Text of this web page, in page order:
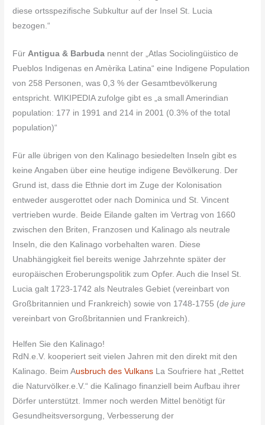
diese ortsspezifische Subkultur auf der Insel St. Lucia
bezogen.“
FürAntigua & Barbuda nennt der „Atlas Sociolingüistico de
Pueblos Indigenas en Amèrika Latina“ eine Indigene Population
von 258 Personen, was 0,3 % der Gesamtbevölkerung
entspricht. WIKIPEDIA zufolge gibt es „a small Amerindian
population: 177 in 1991 and 214 in 2001 (0.3% of the total
population)“
Für alle übrigen von den Kalinago besiedelten Inseln gibt es
keine Angaben über eine heutige indigene Bevölkerung. Der
Grund ist, dass die Ethnie dort im Zuge der Kolonisation
entweder ausgerottet oder nach Dominica und St. Vincent
vertrieben wurde. Beide Eilande galten im Vertrag von 1660
zwischen den Briten, Franzosen und Kalinago als neutrale
Inseln, die den Kalinago vorbehalten waren. Diese
Unabhängigkeit fiel bereits wenige Jahrzehnte später der
europäischen Eroberungspolitik zum Opfer. Auch die Insel St.
Lucia galt 1723-1742 als Neutrales Gebiet (vereinbart von
Großbritannien und Frankreich) sowie von 1748-1755 (de jure
vereinbart von Großbritannien und Frankreich).
Helfen Sie den Kalinago!
RdN.e.V. kooperiert seit vielen Jahren mit den direkt mit den
Kalinago. Beim Ausbruch des Vulkans La Soufriere hat „Rettet
die Naturvölker.e.V.“ die Kalinago finanziell beim Aufbau ihrer
Dörfer unterstützt. Immer noch werden Mittel benötigt für
Gesundheitsversorgung, Verbesserung der